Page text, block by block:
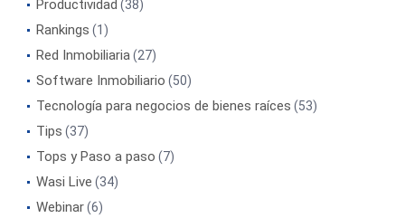
Productividad (38)
Rankings (1)
Red Inmobiliaria(27)
Software Inmobiliario (50)
Tecnología para negocios de bienes raíces (53)
Tips (37)
Tops y Paso a paso (7)
Wasi Live (34)
Webinar(6)